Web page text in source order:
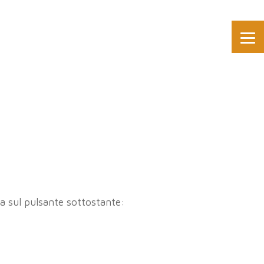
sul pulsante sottostante: